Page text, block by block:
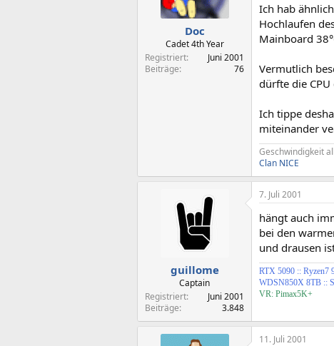
Doc
Cadet 4th Year
Registriert
Juni 2001
Beiträge
76
Ich hab
Hochlaufen
Mainboard
Vermutlich
dürfte die CPU
Ich tippe
miteinander
Geschwindigkeit
Clan NICE
guillome
Captain
Registriert
Juni 2001
Beiträge
3.848
7. Juli 2001
hängt auch
bei den
und drausen
RTX 5090 :: Ryzen7
WDSN850X 8TB ::
VR: Pimax5K+
11. Juli 2001